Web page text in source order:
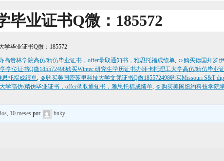
业证书Q微：185572
毕业证书Q微：185572
高贵林学院高仿/精仿毕业证书，offer录取通知书，雅思托福成绩单, ☺购买德国拜罗
学位证书Q微185572498购买Wintec 研究生学历证书办怀卡托理工大学高仿/精仿毕业
思托福成绩单, ☺购买美国密苏里科技大学文凭证书Q微185572498购买Missouri S&T
学高仿/精仿毕业证书，offer录取通知书，雅思托福成绩单, ☺购买美国纽约科技学院
10 meses por bnky.